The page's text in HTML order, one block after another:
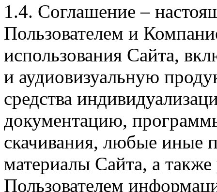
1.4. Соглашение –
Пользователем и
использования Сайта,
и аудиовизуальную
средства
документацию,
скачивания, любые иные
материалы Сайта, а
Пользователем